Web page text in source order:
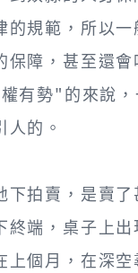
的規範，所以
保障，甚至還
有勢"的來說，
的。
下拍賣，是賣了
端，桌子上出
上個月，在深